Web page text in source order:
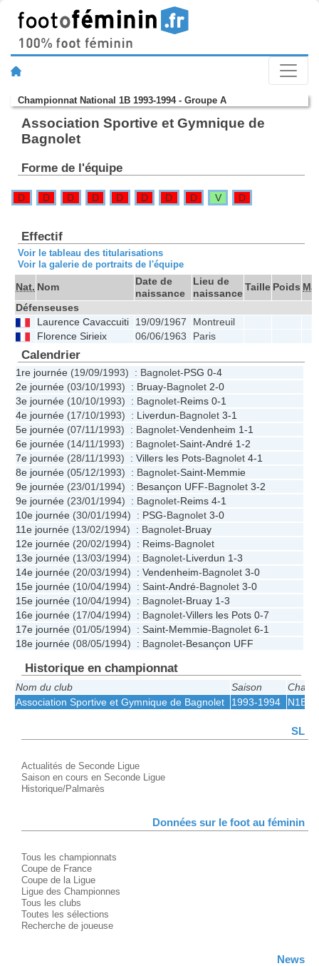
Championnat National 1B 1993-1994 - Groupe A
Association Sportive et Gymnique de
Bagnolet
Forme de l'équipe
D D D D D D D D V D
Effectif
Voir le tableau des titularisations
Voir la galerie de portraits de l'équipe
Nat. Nom
Date de
naissance
Lieu de
naissance
Taille Poids
Défenseuses
Laurence Cavaccuiti
19/09/1967
Montreuil
Florence Sirieix
06/06/1963 Paris
Calendrier
1re journée (19/09/1993) : Bagnolet-PSG 0-4
2e journée (03/10/1993) : Bruay-Bagnolet 2-0
3e journée (10/10/1993) : Bagnolet-Reims 0-1
4e journée (17/10/1993) : Liverdun-Bagnolet 3-1
5e journée (07/11/1993) : Bagnolet-Vendenheim 1-1
6e journée (14/11/1993) : Bagnolet-Saint-André 1-2
7e journée (28/11/1993) : Villers les Pots-Bagnolet 4-1
8e journée (05/12/1993) : Bagnolet-Saint-Memmie
9e journée (23/01/1994) : Besançon UFF-Bagnolet 3-2
9e journée (23/01/1994) : Bagnolet-Reims 4-1
10e journée (30/01/1994) : PSG-Bagnolet 3-0
11e journée (13/02/1994) : Bagnolet-Bruay
12e journée (20/02/1994) : Reims-Bagnolet
13e journée (13/03/1994) : Bagnolet-Liverdun 1-3
14e journée (20/03/1994) : Vendenheim-Bagnolet 3-0
15e journée (10/04/1994) : Saint-André-Bagnolet 3-0
15e journée (10/04/1994) : Bagnolet-Bruay 1-3
16e journée (17/04/1994) : Bagnolet-Villers les Pots 0-7
17e journée (01/05/1994) : Saint-Memmie-Bagnolet 6-1
18e journée (08/05/1994) : Bagnolet-Besançon UFF
Historique en championnat
Nom du club Saison
Association Sportive et Gymnique de Bagnolet
1993-1994 N1B
SL
Actualités de Seconde Ligue
Saison en cours en Seconde Ligue
Historique/Palmarès
Données sur le foot au féminin
Tous les championnats
Coupe de France
Coupe de la Ligue
Ligue des Championnes
Tous les clubs
Toutes les sélections
Recherche de joueuse
News